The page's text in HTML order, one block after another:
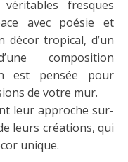
fresques
avec poésie et
décor tropical, d’un
composition
est pensée pour
de votre mur.
leur approche sur-
leurs créations, qui
unique.